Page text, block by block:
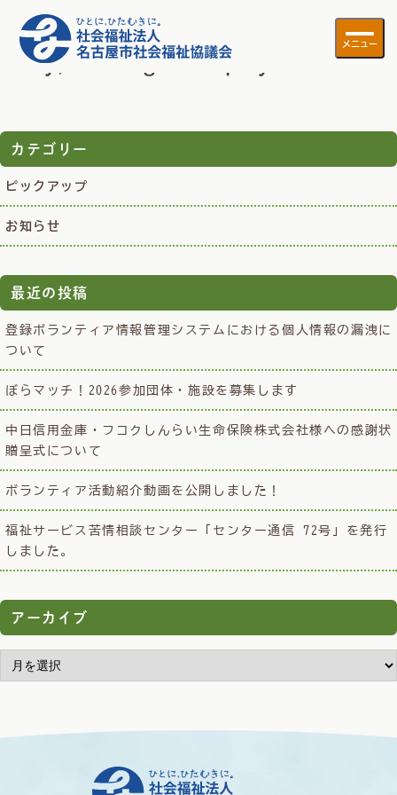
メニュー
Tag Archive: 消費生活
Sorry, nothing to display.
カテゴリー
ピックアップ
お知らせ
最近の投稿
登録ボランティア情報管理システムにおける個人情報の漏洩に
ついて
ぼらマッチ！2026参加団体・施設を募集します
中日信用金庫・フコクしんらい生命保険株式会社様への感謝状
贈呈式について
ボランティア活動紹介動画を公開しました！
福祉サービス苦情相談センター「センター通信 72号」を発行
しました。
アーカイブ